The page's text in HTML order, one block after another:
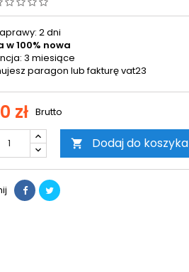
2 dni
w 100% nowa
3 miesiące
paragon lub fakturę vat23
zł Brutto
 Dodaj do koszyka